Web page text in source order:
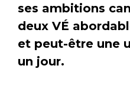
ses ambitions
deux VÉ
et peut-être une
un jour.